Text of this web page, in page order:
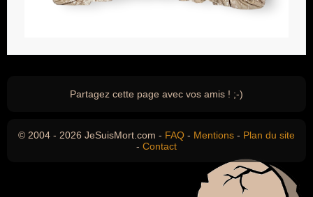
Partagez cette page avec vos amis ! ;-)
© 2004 - 2026 JeSuisMort.com - FAQ - Mentions - Plan du site
- Contact